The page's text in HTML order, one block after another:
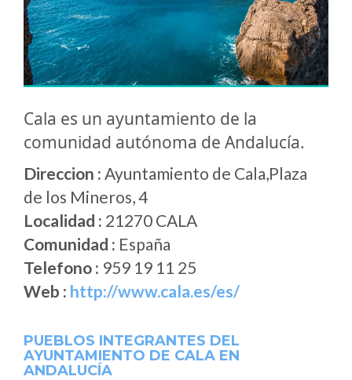
Cala es un ayuntamiento de la
comunidad autónoma de Andalucía.
Direccion : Ayuntamiento de Cala,Plaza
de los Mineros, 4
Localidad : 21270 CALA
Comunidad : España
Telefono : 959 19 11 25
Web : http://www.cala.es/es/
PUEBLOS INTEGRANTES DEL
AYUNTAMIENTO DE CALA EN
ANDALUCÍA